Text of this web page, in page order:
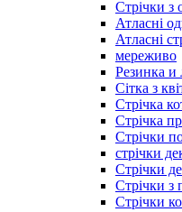
Стрічки з
Атласні
Атласні
мереживо
Резинка и
Сітка з
Стрічка
Стрічка
Стрічки
стрічки
Стрічки
Стрічки з
Стрічки